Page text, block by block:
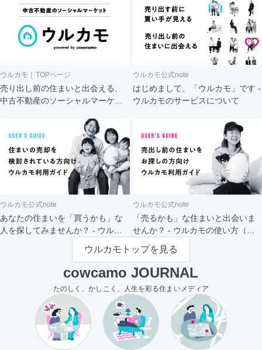
ウルカモ｜TOPページ
売り出し前の住まいと出会える、
中古不動産のソーシャルマーケッ
ウルカモ公式note
はじめまして、「ウルカモ」です -
ウルカモのサービスについて
ウルカモ公式note
あなたの住まいを「買うかも」な
人を探してみませんか？ - ウルカ
ウルカモ公式note
「売るかも」な住まいと出会いま
せんか？ - ウルカモの使い方（買
主さま向け）
ウルカモトップを見る
cowcamo JOURNAL
たのしく、かしこく、人生を彩る住まいメディア